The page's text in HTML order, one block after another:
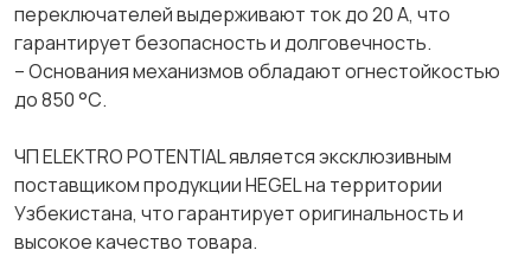
переключателей выдерживают ток до 20 А, что
гарантирует безопасность и долговечность.
– Основания механизмов обладают огнестойкостью
до 850 °С.
ЧП ELEKTRO POTENTIAL является эксклюзивным
поставщиком продукции HEGEL на территории
Узбекистана, что гарантирует оригинальность и
высокое качество товара.